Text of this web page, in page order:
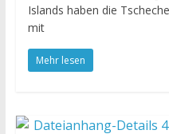
Islands haben die
mit
Mehr lesen